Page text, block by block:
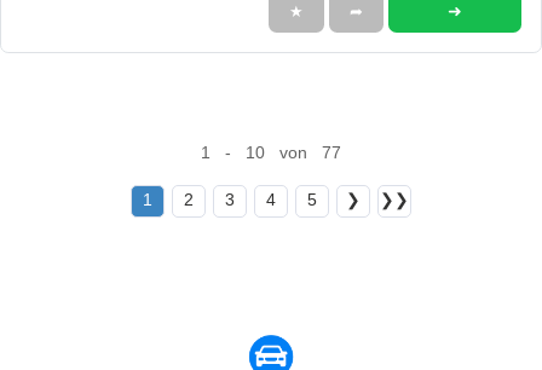
★ ➦ ➜
1 - 10 von 77
1 2 3 4 5 ❯ ❯❯